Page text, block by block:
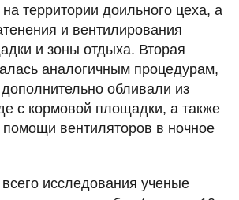
территории доильного цеха, а
и вентилирования
и зоны отдыха. Вторая
аналогичным процедурам,
обливали из
с кормовой площадки, а также
вентиляторов в ночное
исследования ученые